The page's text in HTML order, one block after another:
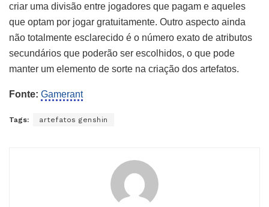
criar uma divisão entre jogadores que pagam e aqueles
que optam por jogar gratuitamente. Outro aspecto ainda
não totalmente esclarecido é o número exato de atributos
secundários que poderão ser escolhidos, o que pode
manter um elemento de sorte na criação dos artefatos.
Fonte: Gamerant
Tags: artefatos genshin